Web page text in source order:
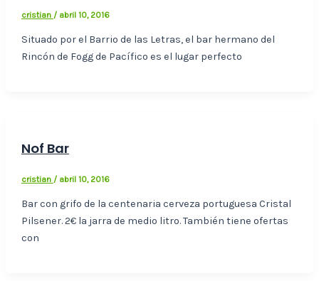
cristian / abril 10, 2016
Situado por el Barrio de las Letras, el bar hermano del
Rincón de Fogg de Pacífico es el lugar perfecto
Nof Bar
cristian / abril 10, 2016
Bar con grifo de la centenaria cerveza portuguesa Cristal
Pilsener. 2€ la jarra de medio litro. También tiene ofertas
con